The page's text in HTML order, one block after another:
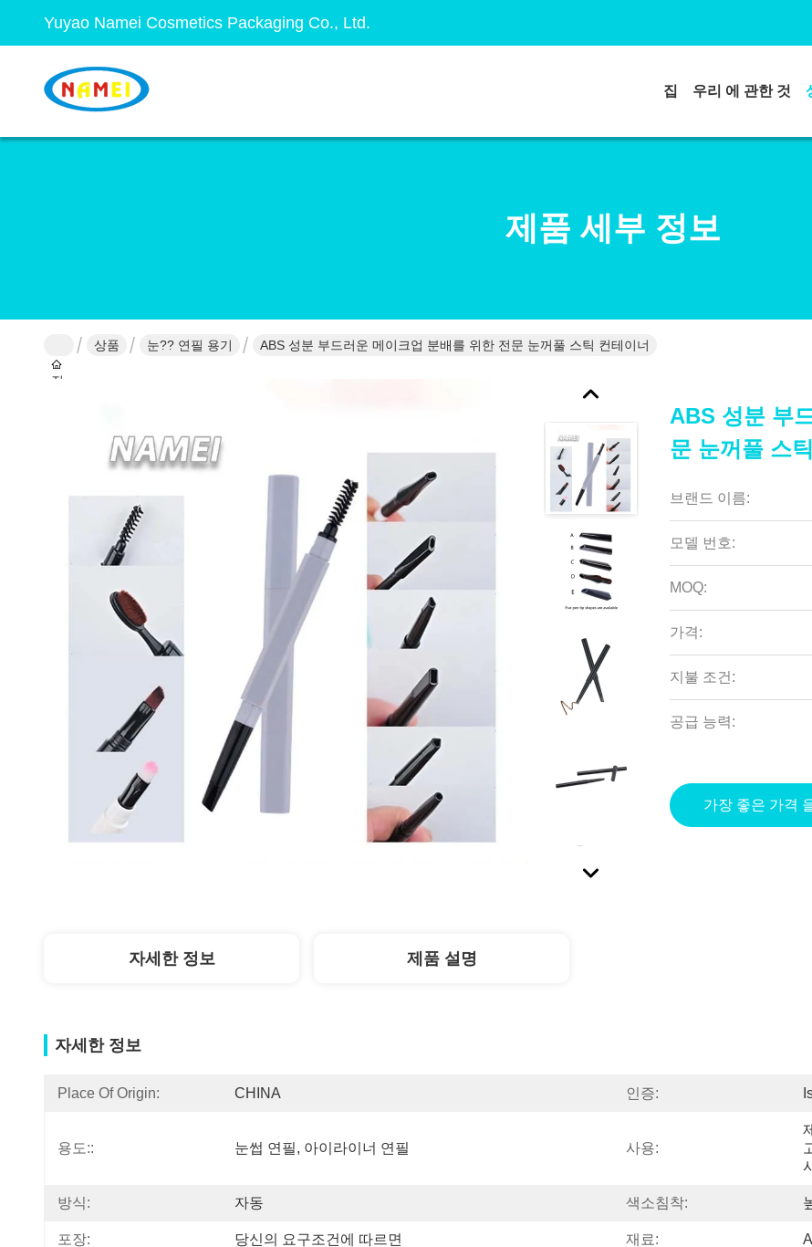
Yuyao Namei Cosmetics Packaging Co., Ltd.
집 우리 에 관한 것
제품 세부 정보
집
상품 눈?? 연필 용기 ABS 성분 부드러운 메이크업 분배를 위한 전문 눈꺼풀 스틱 컨테이너
ABS 성분 부
문 눈꺼풀 스
브랜드 이름:
모델 번호:
MOQ:
가격:
지불 조건:
공급 능력:
가장 좋은 가격
자세한 정보 제품 설명
자세한 정보
Place Of Origin: CHINA 인증:
용도:: 눈썹 연필, 아이라이너 연필 사용:
방식: 자동 색소침착:
포장: 당신의 요구조건에 따르면 재료: